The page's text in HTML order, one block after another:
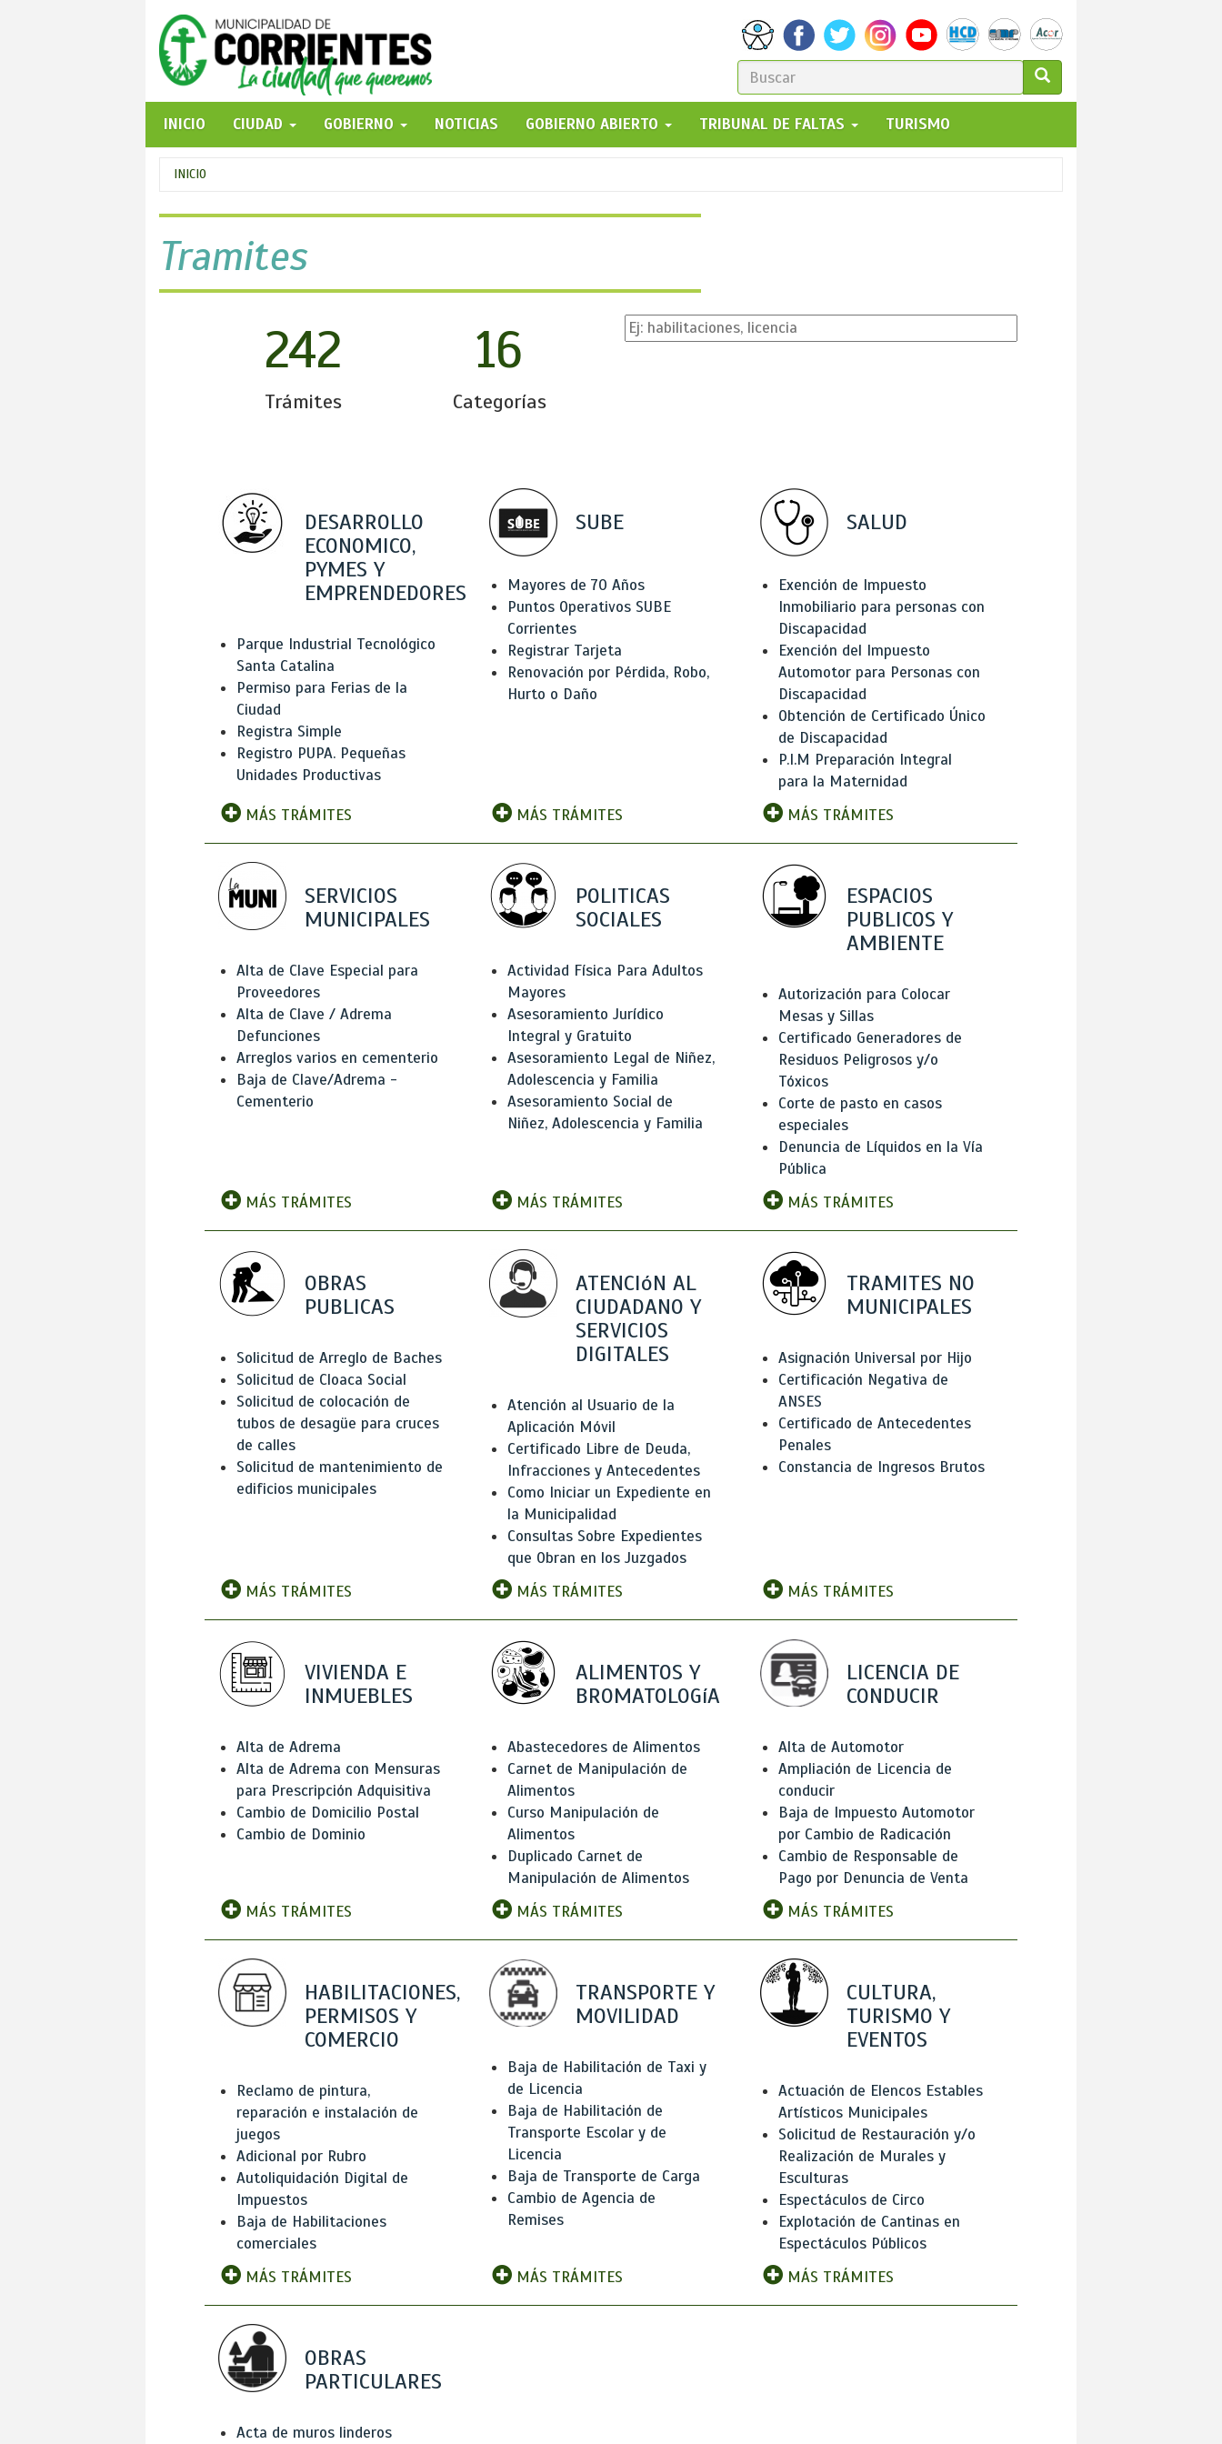
FORMULARIO
DE
BÚSQUEDA
GO!
INICIO
CIUDAD GOBIERNO NOTICIAS GOBIERNO ABIERTO TRIBUNAL DE FALTAS TURISMO
Se
encuentra
usted
aquí
INICIO
Tramites
242
Trámites
16
Categorías
DESARROLLO
ECONOMICO,
PYMES Y
EMPRENDEDORES
Parque Industrial Tecnológico
Santa Catalina
Permiso para Ferias de la
Ciudad
Registra Simple
Registro PUPA. Pequeñas
Unidades Productivas
MÁS TRÁMITES
SUBE
Mayores de 70 Años
Puntos Operativos SUBE
Corrientes
Registrar Tarjeta
Renovación por Pérdida, Robo,
Hurto o Daño
MÁS TRÁMITES
SALUD
Exención de Impuesto
Inmobiliario para personas con
Discapacidad
Exención del Impuesto
Automotor para Personas con
Discapacidad
Obtención de Certificado Único
de Discapacidad
P.I.M Preparación Integral
para la Maternidad
MÁS TRÁMITES
SERVICIOS
MUNICIPALES
Alta de Clave Especial para
Proveedores
Alta de Clave / Adrema
Defunciones
Arreglos varios en cementerio
Baja de Clave/Adrema -
Cementerio
MÁS TRÁMITES
POLITICAS
SOCIALES
Actividad Física Para Adultos
Mayores
Asesoramiento Jurídico
Integral y Gratuito
Asesoramiento Legal de Niñez,
Adolescencia y Familia
Asesoramiento Social de
Niñez, Adolescencia y Familia
MÁS TRÁMITES
ESPACIOS
PUBLICOS Y
AMBIENTE
Autorización para Colocar
Mesas y Sillas
Certificado Generadores de
Residuos Peligrosos y/o
Tóxicos
Corte de pasto en casos
especiales
Denuncia de Líquidos en la Vía
Pública
MÁS TRÁMITES
OBRAS
PUBLICAS
Solicitud de Arreglo de Baches
Solicitud de Cloaca Social
Solicitud de colocación de
tubos de desagüe para cruces
de calles
Solicitud de mantenimiento de
edificios municipales
MÁS TRÁMITES
ATENCIóN AL
CIUDADANO Y
SERVICIOS
DIGITALES
Atención al Usuario de la
Aplicación Móvil
Certificado Libre de Deuda,
Infracciones y Antecedentes
Como Iniciar un Expediente en
la Municipalidad
Consultas Sobre Expedientes
que Obran en los Juzgados
MÁS TRÁMITES
TRAMITES NO
MUNICIPALES
Asignación Universal por Hijo
Certificación Negativa de
ANSES
Certificado de Antecedentes
Penales
Constancia de Ingresos Brutos
MÁS TRÁMITES
VIVIENDA E
INMUEBLES
Alta de Adrema
Alta de Adrema con Mensuras
para Prescripción Adquisitiva
Cambio de Domicilio Postal
Cambio de Dominio
MÁS TRÁMITES
ALIMENTOS Y
BROMATOLOGíA
Abastecedores de Alimentos
Carnet de Manipulación de
Alimentos
Curso Manipulación de
Alimentos
Duplicado Carnet de
Manipulación de Alimentos
MÁS TRÁMITES
LICENCIA DE
CONDUCIR
Alta de Automotor
Ampliación de Licencia de
conducir
Baja de Impuesto Automotor
por Cambio de Radicación
Cambio de Responsable de
Pago por Denuncia de Venta
MÁS TRÁMITES
HABILITACIONES,
PERMISOS Y
COMERCIO
Reclamo de pintura,
reparación e instalación de
juegos
Adicional por Rubro
Autoliquidación Digital de
Impuestos
Baja de Habilitaciones
comerciales
MÁS TRÁMITES
TRANSPORTE Y
MOVILIDAD
Baja de Habilitación de Taxi y
de Licencia
Baja de Habilitación de
Transporte Escolar y de
Licencia
Baja de Transporte de Carga
Cambio de Agencia de
Remises
MÁS TRÁMITES
CULTURA,
TURISMO Y
EVENTOS
Actuación de Elencos Estables
Artísticos Municipales
Solicitud de Restauración y/o
Realización de Murales y
Esculturas
Espectáculos de Circo
Explotación de Cantinas en
Espectáculos Públicos
MÁS TRÁMITES
OBRAS
PARTICULARES
Acta de muros linderos